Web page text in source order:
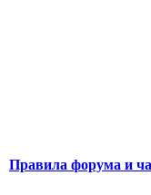
Правила форума и